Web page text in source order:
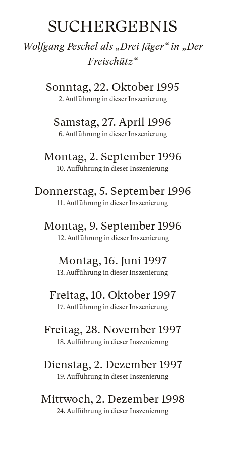
SUCHERGEBNIS
Wolfgang Peschel als „Drei Jäger“ in „Der
Freischütz“
Sonntag, 22. Oktober 1995
2. Aufführung in dieser Inszenierung
Samstag, 27. April 1996
6. Aufführung in dieser Inszenierung
Montag, 2. September 1996
10. Aufführung in dieser Inszenierung
Donnerstag, 5. September 1996
11. Aufführung in dieser Inszenierung
Montag, 9. September 1996
12. Aufführung in dieser Inszenierung
Montag, 16. Juni 1997
13. Aufführung in dieser Inszenierung
Freitag, 10. Oktober 1997
17. Aufführung in dieser Inszenierung
Freitag, 28. November 1997
18. Aufführung in dieser Inszenierung
Dienstag, 2. Dezember 1997
19. Aufführung in dieser Inszenierung
Mittwoch, 2. Dezember 1998
24. Aufführung in dieser Inszenierung